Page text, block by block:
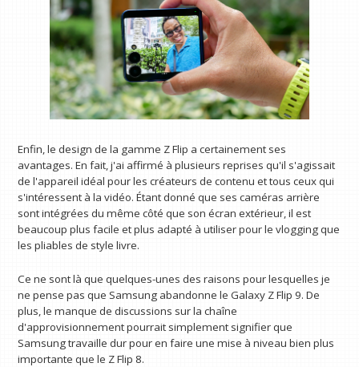
Enfin, le design de la gamme Z Flip a certainement ses
avantages. En fait, j'ai affirmé à plusieurs reprises qu'il s'agissait
de l'appareil idéal pour les créateurs de contenu et tous ceux qui
s'intéressent à la vidéo. Étant donné que ses caméras arrière
sont intégrées du même côté que son écran extérieur, il est
beaucoup plus facile et plus adapté à utiliser pour le vlogging que
les pliables de style livre.
Ce ne sont là que quelques-unes des raisons pour lesquelles je
ne pense pas que Samsung abandonne le Galaxy Z Flip 9. De
plus, le manque de discussions sur la chaîne
d'approvisionnement pourrait simplement signifier que
Samsung travaille dur pour en faire une mise à niveau bien plus
importante que le Z Flip 8.